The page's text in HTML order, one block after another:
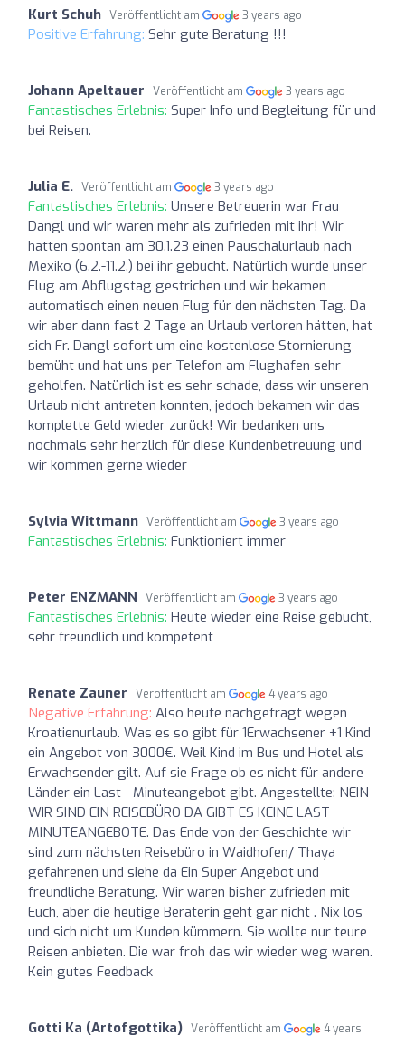
Kurt Schuh Veröffentlicht am 3 years ago
Positive Erfahrung: Sehr gute Beratung !!!
Johann Apeltauer Veröffentlicht am 3 years ago
Fantastisches Erlebnis: Super Info und Begleitung für und
bei Reisen.
Julia E. Veröffentlicht am 3 years ago
Fantastisches Erlebnis: Unsere Betreuerin war Frau
Dangl und wir waren mehr als zufrieden mit ihr! Wir
hatten spontan am 30.1.23 einen Pauschalurlaub nach
Mexiko (6.2.-11.2.) bei ihr gebucht. Natürlich wurde unser
Flug am Abflugstag gestrichen und wir bekamen
automatisch einen neuen Flug für den nächsten Tag. Da
wir aber dann fast 2 Tage an Urlaub verloren hätten, hat
sich Fr. Dangl sofort um eine kostenlose Stornierung
bemüht und hat uns per Telefon am Flughafen sehr
geholfen. Natürlich ist es sehr schade, dass wir unseren
Urlaub nicht antreten konnten, jedoch bekamen wir das
komplette Geld wieder zurück! Wir bedanken uns
nochmals sehr herzlich für diese Kundenbetreuung und
wir kommen gerne wieder
Sylvia Wittmann Veröffentlicht am 3 years ago
Fantastisches Erlebnis: Funktioniert immer
Peter ENZMANN Veröffentlicht am 3 years ago
Fantastisches Erlebnis: Heute wieder eine Reise gebucht,
sehr freundlich und kompetent
Renate Zauner Veröffentlicht am 4 years ago
Negative Erfahrung: Also heute nachgefragt wegen
Kroatienurlaub. Was es so gibt für 1Erwachsener +1 Kind
ein Angebot von 3000€. Weil Kind im Bus und Hotel als
Erwachsender gilt. Auf sie Frage ob es nicht für andere
Länder ein Last - Minuteangebot gibt. Angestellte: NEIN
WIR SIND EIN REISEBÜRO DA GIBT ES KEINE LAST
MINUTEANGEBOTE. Das Ende von der Geschichte wir
sind zum nächsten Reisebüro in Waidhofen/ Thaya
gefahrenen und siehe da Ein Super Angebot und
freundliche Beratung. Wir waren bisher zufrieden mit
Euch, aber die heutige Beraterin geht gar nicht . Nix los
und sich nicht um Kunden kümmern. Sie wollte nur teure
Reisen anbieten. Die war froh das wir wieder weg waren.
Kein gutes Feedback
Gotti Ka (Artofgottika) Veröffentlicht am
4 years